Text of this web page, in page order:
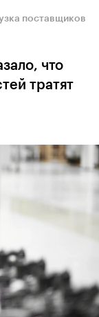
поставщиков
что
тратят